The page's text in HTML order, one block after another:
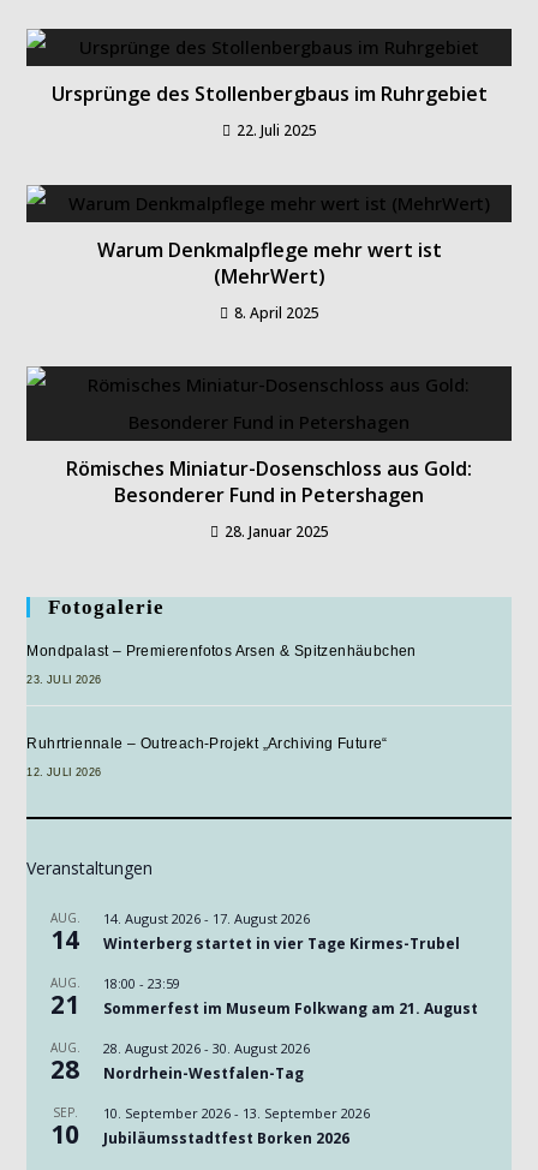
Ursprünge des Stollenbergbaus im Ruhrgebiet
22. Juli 2025
Warum Denkmalpflege mehr wert ist
(MehrWert)
8. April 2025
Römisches Miniatur-Dosenschloss aus Gold:
Besonderer Fund in Petershagen
28. Januar 2025
Fotogalerie
Mondpalast – Premierenfotos Arsen & Spitzenhäubchen
23. JULI 2026
Ruhrtriennale – Outreach-Projekt „Archiving Future“
12. JULI 2026
Veranstaltungen
AUG.
14
14. August 2026 - 17. August 2026
Winterberg startet in vier Tage Kirmes-Trubel
AUG.
21
18:00 -23:59
Sommerfest im Museum Folkwang am 21. August
AUG.
28
28. August 2026 -30. August 2026
Nordrhein-Westfalen-Tag
SEP.
10
10. September 2026 - 13. September 2026
Jubiläumsstadtfest Borken 2026